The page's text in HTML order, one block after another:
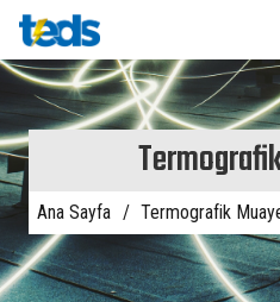
Ana Sayfa / Termografik